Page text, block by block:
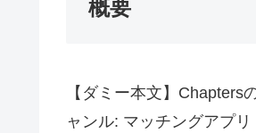
概要
【ダミー本文】
ャンル: マッチングアプ